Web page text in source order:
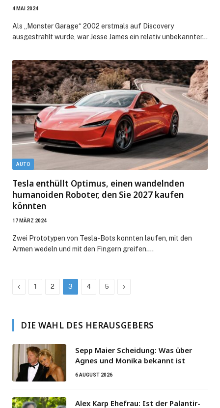
4 MAI 2024
Als „Monster Garage“ 2002 erstmals auf Discovery
ausgestrahlt wurde, war Jesse James ein relativ unbekannter…
AUTO
Tesla enthüllt Optimus, einen wandelnden
humanoiden Roboter, den Sie 2027 kaufen
könnten
17 MÄRZ 2024
Zwei Prototypen von Tesla-Bots konnten laufen, mit den
Armen wedeln und mit den Fingern greifen.…
Previous
1 2 3 4 5 Next
DIE WAHL DES HERAUSGEBERS
Sepp Maier Scheidung: Was über
Agnes und Monika bekannt ist
6 AUGUST 2026
Alex Karp Ehefrau: Ist der Palantir-